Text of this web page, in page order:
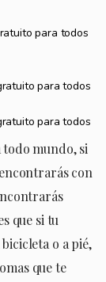
mundo, si
con
que si tu
o a pié,
que te